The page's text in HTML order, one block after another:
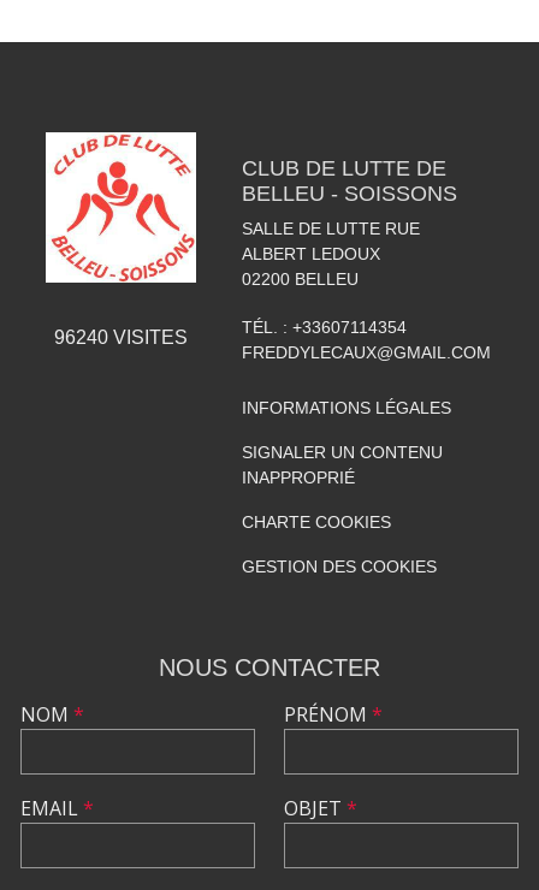
96240VISITES
CLUB DE LUTTE DE
BELLEU - SOISSONS
SALLE DE LUTTE RUE
ALBERT LEDOUX
02200 BELLEU
TÉL. : +33607114354
FREDDYLECAUX@GMAIL.COM
INFORMATIONS LÉGALES
SIGNALER UN CONTENU
INAPPROPRIÉ
CHARTE COOKIES
GESTION DES COOKIES
NOUS CONTACTER
NOM *
EMAIL*
PRÉNOM *
OBJET *